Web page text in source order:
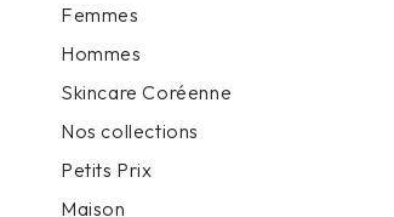
Femmes
Hommes
Skincare Coréenne
Nos collections
Petits Prix
Maison